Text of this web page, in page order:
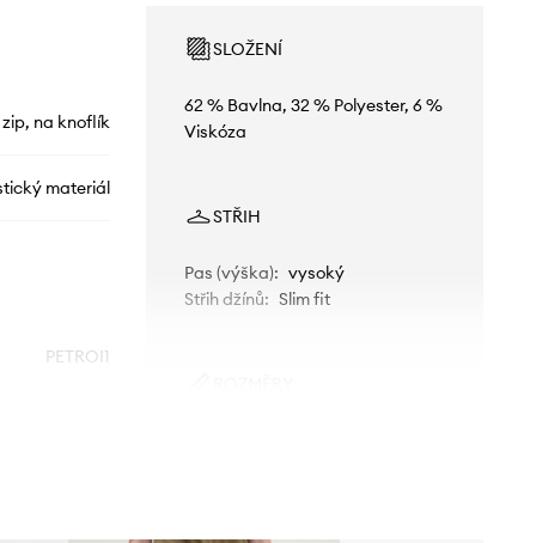
na knoflík
materiál
PETROI1
SLOŽENÍ
62 % Bavlna, 32 % Polyester, 6 %
Viskóza
STŘIH
Pas (výška): vysoký
Střih džínů: Slim fit